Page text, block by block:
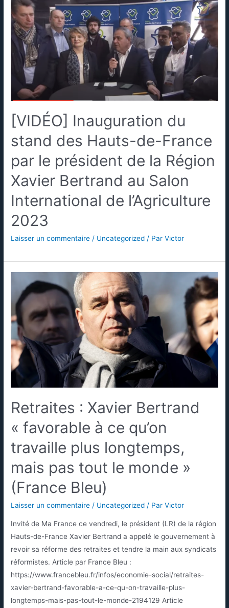
[VIDÉO] Inauguration du
stand des Hauts-de-France
par le président de la Région
Xavier Bertrand au Salon
International de l’Agriculture
2023
Laisser un commentaire / Uncategorized / ParVictor
Retraites : Xavier Bertrand
« favorable à ce qu’on
travaille plus longtemps,
mais pas tout le monde »
(France Bleu)
Laisser un commentaire / Uncategorized / ParVictor
Invité de Ma France ce vendredi, le président (LR) de la région
Hauts-de-France Xavier Bertrand a appelé le gouvernement à
revoir sa réforme des retraites et tendre la main aux syndicats
réformistes. Article par France Bleu :
https://www.francebleu.fr/infos/economie-social/retraites-
xavier-bertrand-favorable-a-ce-qu-on-travaille-plus-
longtemps-mais-pas-tout-le-monde-2194129 Article